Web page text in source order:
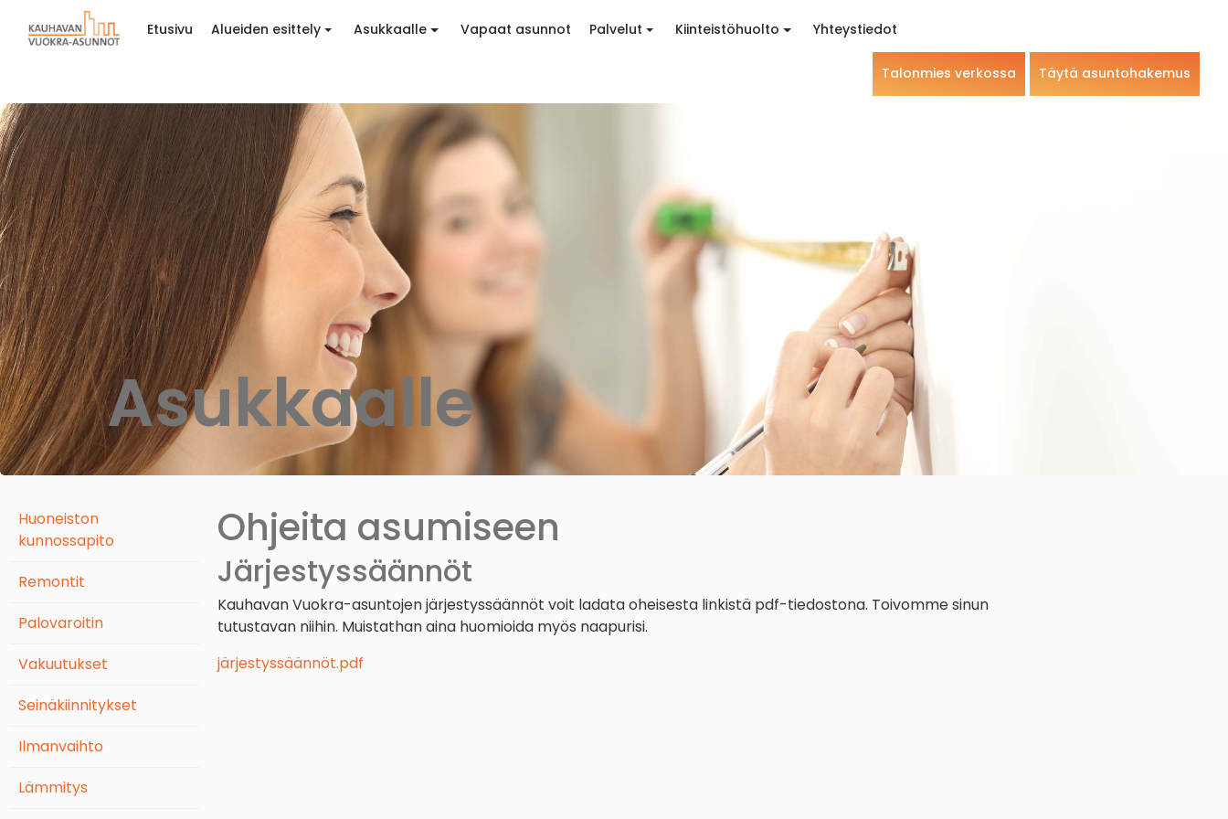
Etusivu Alueiden esittely Asukkaalle Vapaat asunnot Palvelut Kiinteistöhuolto Yhteystiedot
Täytä asuntohakemus
Talonmies verkossa
Asukkaalle
Huoneiston
kunnossapito
Remontit
Palovaroitin
Vakuutukset
Seinäkiinnitykset
Ilmanvaihto
Lämmitys
Ohjeita asumiseen
Järjestyssäännöt
Kauhavan Vuokra-asuntojen järjestyssäännöt voit ladata oheisesta linkistä pdf-tiedostona. Toivomme sinun
tutustavan niihin. Muistathan aina huomioida myös naapurisi.
järjestyssäännöt.pdf